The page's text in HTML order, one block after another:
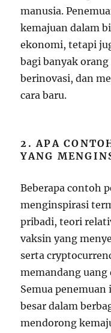
manusia.
kemajuan dalam
ekonomi, tetapi
bagi banyak
berinovasi, dan
cara baru.
2. APA
YANG
Beberapa contoh
menginspirasi
pribadi, teori
vaksin yang
serta
memandang uang
Semua
besar dalam
mendorong